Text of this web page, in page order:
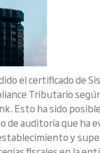
el certificado de
Tributario
Esto ha sido
de auditoría que ha
y